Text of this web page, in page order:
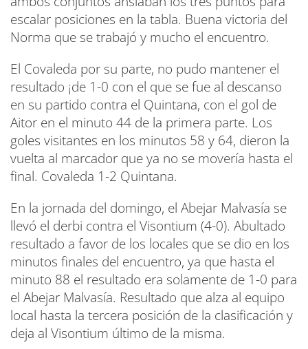
escalar posiciones en la tabla. Buena victoria del
Norma que se trabajó y mucho el encuentro.
El Covaleda por su parte, no pudo mantener el
resultado ¡de 1-0 con el que se fue al descanso
en su partido contra el Quintana, con el gol de
Aitor en el minuto 44 de la primera parte. Los
goles visitantes en los minutos 58 y 64, dieron la
vuelta al marcador que ya no se movería hasta el
final. Covaleda 1-2 Quintana.
En la jornada del domingo, el Abejar Malvasía se
llevó el derbi contra el Visontium (4-0). Abultado
resultado a favor de los locales que se dio en los
minutos finales del encuentro, ya que hasta el
minuto 88 el resultado era solamente de 1-0 para
el Abejar Malvasía. Resultado que alza al equipo
local hasta la tercera posición de la clasificación y
deja al Visontium último de la misma.